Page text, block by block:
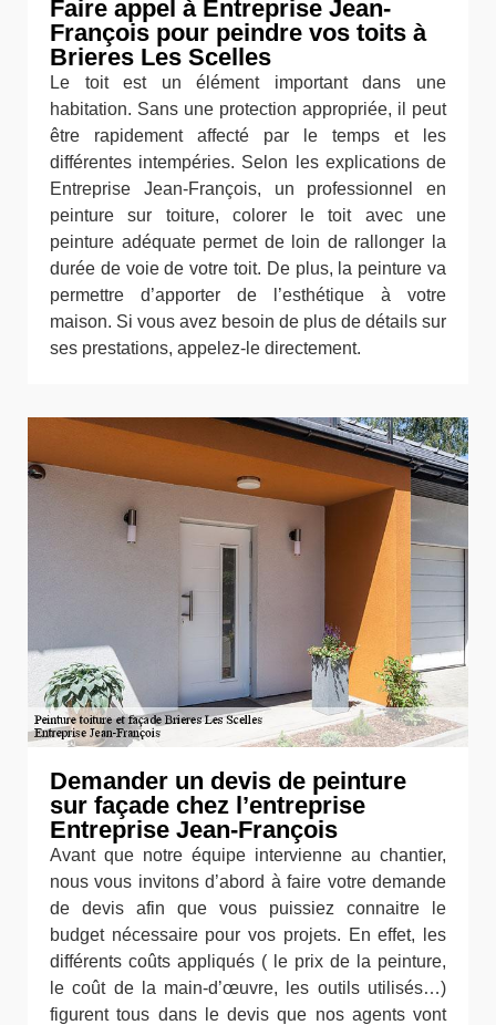
Faire appel à Entreprise Jean-
François pour peindre vos toits à
Brieres Les Scelles
Le toit est un élément important dans une
habitation. Sans une protection appropriée, il peut
être rapidement affecté par le temps et les
différentes intempéries. Selon les explications de
Entreprise Jean-François, un professionnel en
peinture sur toiture, colorer le toit avec une
peinture adéquate permet de loin de rallonger la
durée de voie de votre toit. De plus, la peinture va
permettre d’apporter de l’esthétique à votre
maison. Si vous avez besoin de plus de détails sur
ses prestations, appelez-le directement.
Demander un devis de peinture
sur façade chez l’entreprise
Entreprise Jean-François
Avant que notre équipe intervienne au chantier,
nous vous invitons d’abord à faire votre demande
de devis afin que vous puissiez connaitre le
budget nécessaire pour vos projets. En effet, les
différents coûts appliqués ( le prix de la peinture,
le coût de la main-d’œuvre, les outils utilisés…)
figurent tous dans le devis que nos agents vont